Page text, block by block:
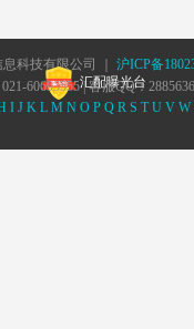
科技有限公司 ｜ 沪ICP备
汇配曝光台
60693555 | 客服QQ：
I J K L M N O P Q R S T U V W